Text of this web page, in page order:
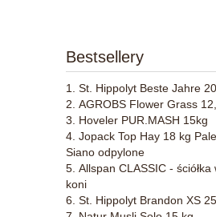
Bestsellery
St. Hippolyt Beste Jahre
AGROBS Flower Grass
Hoveler PUR.MASH 15kg
Jopack Top Hay 18 kg
Siano odpylone
Allspan CLASSIC - ściółka
koni
St. Hippolyt Brandon XS